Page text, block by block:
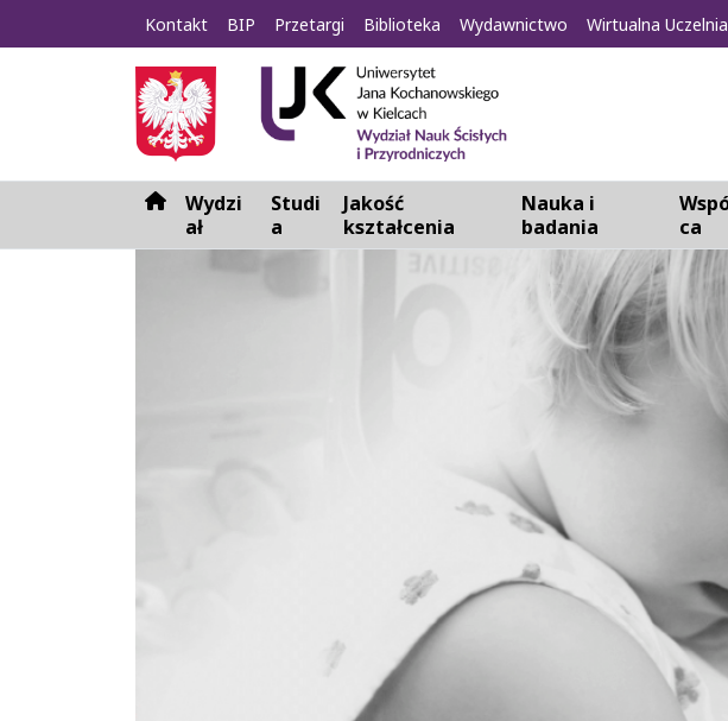
Kontakt BIP Przetargi Biblioteka Wydawnictwo Wirtualna Uczelnia
H
m
Wydzi
ał
Studi
a
Jakość
kształcenia
Nauka i
badania
ca